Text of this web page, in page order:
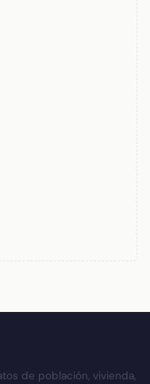
de población, vivienda,